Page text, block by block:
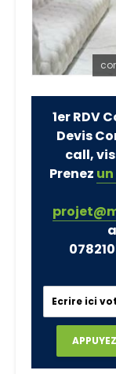
1er RDV
Devis
call,
Prenez